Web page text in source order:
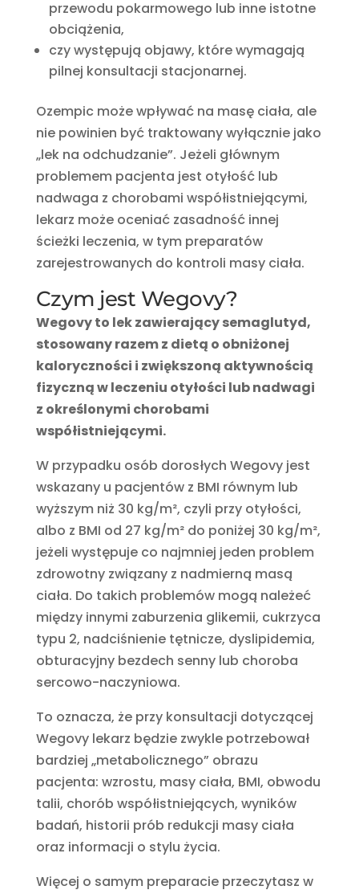
przewodu pokarmowego lub inne istotne
obciążenia,
czy występują objawy, które wymagają
pilnej konsultacji stacjonarnej.
Ozempic może wpływać na masę ciała, ale
nie powinien być traktowany wyłącznie jako
„lek na odchudzanie”. Jeżeli głównym
problemem pacjenta jest otyłość lub
nadwaga z chorobami współistniejącymi,
lekarz może oceniać zasadność innej
ścieżki leczenia, w tym preparatów
zarejestrowanych do kontroli masy ciała.
Czym jest Wegovy?
Wegovy to lek zawierający semaglutyd,
stosowany razem z dietą o obniżonej
kaloryczności i zwiększoną aktywnością
fizyczną w leczeniu otyłości lub nadwagi
z określonymi chorobami
współistniejącymi.
W przypadku osób dorosłych Wegovy jest
wskazany u pacjentów z BMI równym lub
wyższym niż 30 kg/m², czyli przy otyłości,
albo z BMI od 27 kg/m² do poniżej 30 kg/m²,
jeżeli występuje co najmniej jeden problem
zdrowotny związany z nadmierną masą
ciała. Do takich problemów mogą należeć
między innymi zaburzenia glikemii, cukrzyca
typu 2, nadciśnienie tętnicze, dyslipidemia,
obturacyjny bezdech senny lub choroba
sercowo-naczyniowa.
To oznacza, że przy konsultacji dotyczącej
Wegovy lekarz będzie zwykle potrzebował
bardziej „metabolicznego” obrazu
pacjenta: wzrostu, masy ciała, BMI, obwodu
talii, chorób współistniejących, wyników
badań, historii prób redukcji masy ciała
oraz informacji o stylu życia.
Więcej o samym preparacie przeczytasz w